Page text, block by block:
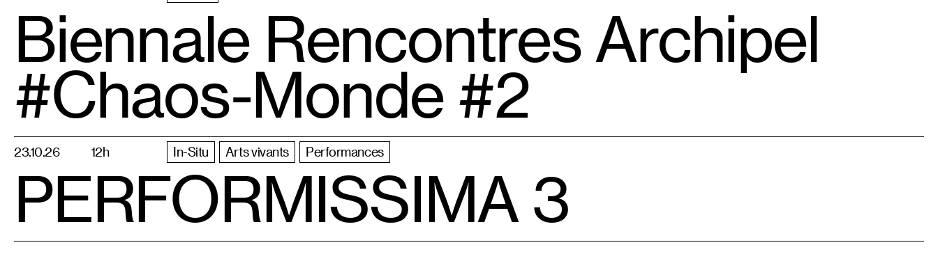
Biennale Rencontres Archipel
#Chaos-Monde #2
23.10.26 12h In-Situ Arts vivants Performances
PERFORMISSIMA 3